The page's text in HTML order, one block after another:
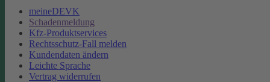
meineDEVK
Schadenmeldung
Kfz-Produktservices
Rechtsschutz-Fall melden
Kundendaten ändern
Leichte Sprache
Vertrag widerrufen